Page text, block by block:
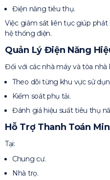
Điện năng tiêu thụ.
Việc giám sát liên tục giúp
hệ thống điện.
Quản Lý Điện Năng
Đối với các nhà máy và tòa
Theo dõi từng khu vực sử
Kiểm soát phụ tải.
Đánh giá hiệu suất tiêu thụ
Hỗ Trợ Thanh Toán
Tại:
Chung cư.
Nhà trọ.